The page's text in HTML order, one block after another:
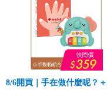
8/6開買｜手在做什麼呢？